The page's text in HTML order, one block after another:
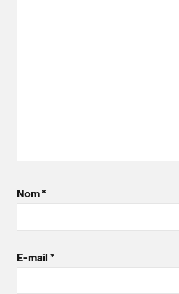
Nom*
E-mail *